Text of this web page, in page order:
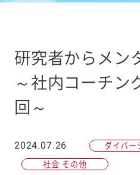
研究者からメ
～社内コーチン
回～
2024.07.26 ダイバー
社会 その他